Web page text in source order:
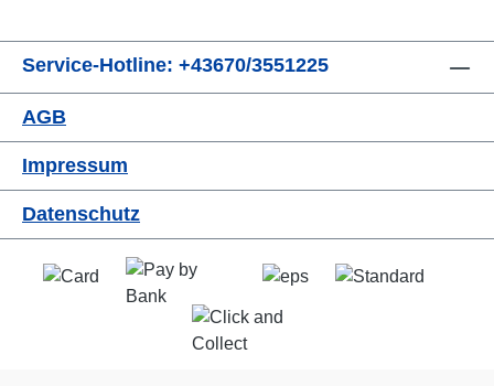
Service-Hotline: +43670/3551225
AGB
Impressum
Datenschutz